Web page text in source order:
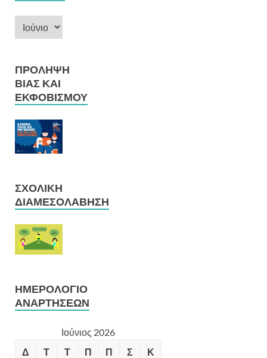
ΠΡΌΛΗΨΗ
ΒΊΑΣ ΚΑΙ
ΕΚΦΟΒΙΣΜΟΎ
ΣΧΟΛΙΚΉ
ΔΙΑΜΕΣΟΛΆΒΗΣΗ
ΗΜΕΡΟΛΌΓΙΟ
ΑΝΑΡΤΉΣΕΩΝ
Ιούνιος 2026
Δ
Τ Τ Π Π Σ Κ